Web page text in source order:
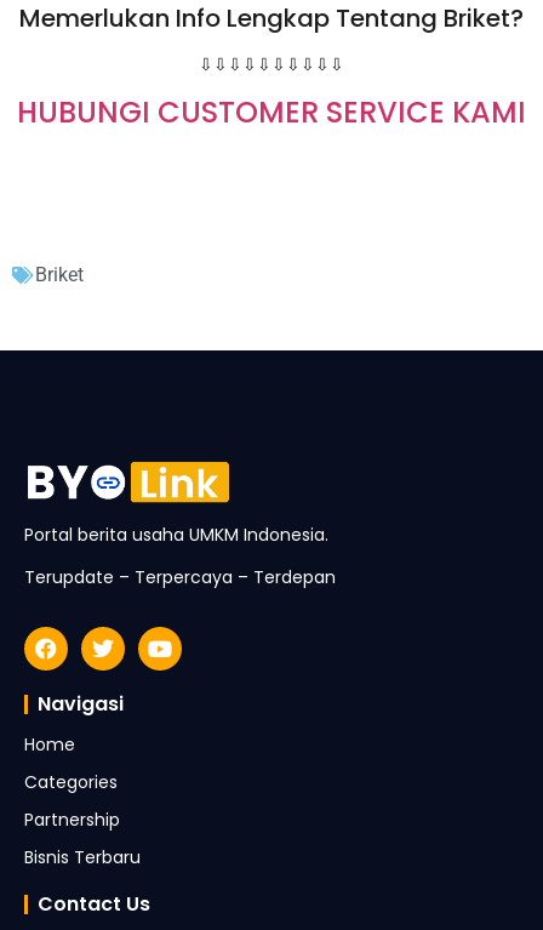
Memerlukan Info Lengkap Tentang Briket?
⇩⇩⇩⇩⇩⇩⇩⇩⇩⇩
HUBUNGI CUSTOMER SERVICE KAMI
Briket
Portal berita usaha UMKM Indonesia.
Terupdate – Terpercaya – Terdepan
Navigasi
Home
Categories
Partnership
Bisnis Terbaru
Contact Us